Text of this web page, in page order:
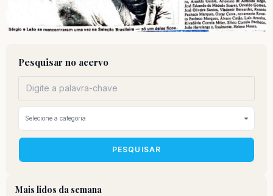
Pesquisar no acervo
PESQUISAR
Mais lidos da semana